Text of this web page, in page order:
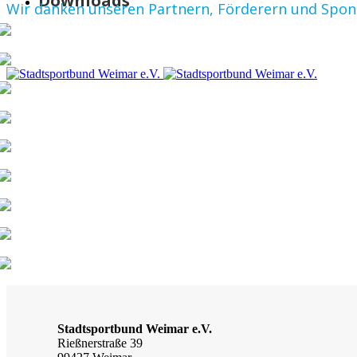
Wir danken unseren Partnern, Förderern und
Stadtsportbund Weimar e.V.
Rießnerstraße 39